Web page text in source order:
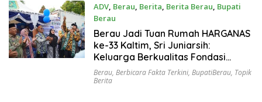
ADV, Berau, Berita, Berita Berau, Bupati
Berau
Juli 23, 2026
Berau Jadi Tuan Rumah HARGANAS
ke-33 Kaltim, Sri Juniarsih:
Keluarga Berkualitas Fondasi
Kemajuan Daerah
Berau, Berbicara Fakta Terkini, BupatiBerau, Topik
Berita